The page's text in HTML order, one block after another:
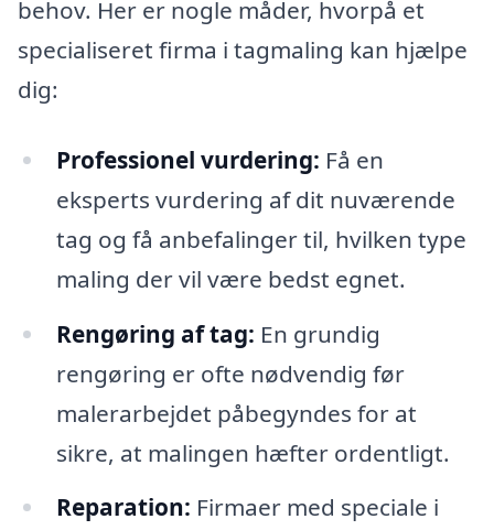
behov. Her er nogle måder, hvorpå et
specialiseret firma i tagmaling kan hjælpe
dig:
Professionel vurdering: Få en
eksperts vurdering af dit nuværende
tag og få anbefalinger til, hvilken type
maling der vil være bedst egnet.
Rengøring af tag: En grundig
rengøring er ofte nødvendig før
malerarbejdet påbegyndes for at
sikre, at malingen hæfter ordentligt.
Reparation: Firmaer med speciale i